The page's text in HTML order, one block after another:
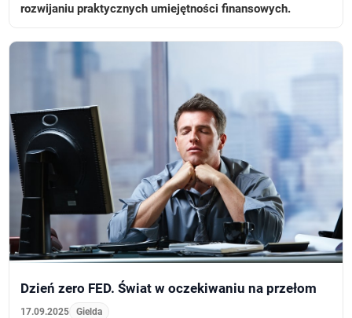
rozwijaniu praktycznych umiejętności finansowych.
Dzień zero FED. Świat w oczekiwaniu na przełom
17.09.2025 Gielda